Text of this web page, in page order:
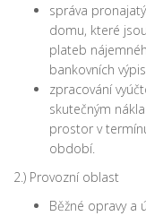
správa
domu, které
plateb
bankovních
zpracování
skutečným
prostor v
období.
2.) Provozní oblast
Běžné opravy a